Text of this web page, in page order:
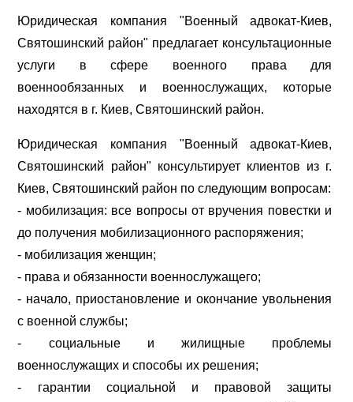
Юридическая компания "Военный адвокат-Киев,
Святошинский район" предлагает консультационные
услуги в сфере военного права для
военнообязанных и военнослужащих, которые
находятся в г. Киев, Святошинский район.
Юридическая компания "Военный адвокат-Киев,
Святошинский район" консультирует клиентов из г.
Киев, Святошинский район по следующим вопросам:
- мобилизация: все вопросы от вручения повестки и
до получения мобилизационного распоряжения;
- мобилизация женщин;
- права и обязанности военнослужащего;
- начало, приостановление и окончание увольнения
с военной службы;
- социальные и жилищные проблемы
военнослужащих и способы их решения;
- гарантии социальной и правовой защиты